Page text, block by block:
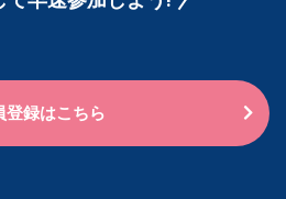
登録はこちら